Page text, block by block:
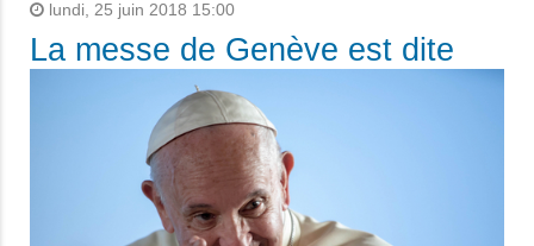
lundi, 25 juin 2018 15:00
La messe de Genève est dite